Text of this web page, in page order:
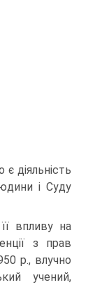
діяльність
і Суду
впливу на
з прав
р., влучно
учений,